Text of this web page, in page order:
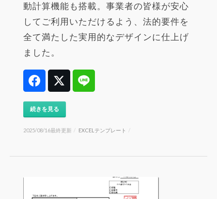
動計算機能も搭載。事業者の皆様が安心
してご利用いただけるよう、法的要件を
全て満たした実用的なデザインに仕上げ
ました。
FacebookTwitter
続きを見る
2025/08/16最終更新 / EXCELテンプレート /